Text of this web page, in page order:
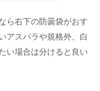
ら右下の防曇袋がおす
アスパラや規格外、白
い場合は分けると良い